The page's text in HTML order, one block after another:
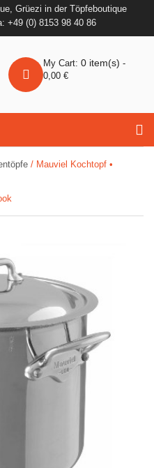
Grüezi in der Töpfeboutique
+49 (0) 8153 98 40 86
My Cart: 0 item(s) -
0,00 €
/ Mauviel Kochtopf •